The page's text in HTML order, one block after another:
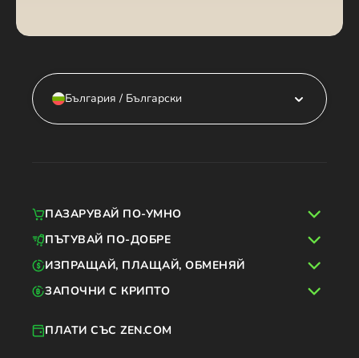
България / Български
ПЛАТИ СЪС ZEN.COM
ПАЗАРУВАЙ ПО-УМНО
ПЪТУВАЙ ПО-ДОБРЕ
ИЗПРАЩАЙ, ПЛАЩАЙ, ОБМЕНЯЙ
ЗАПОЧНИ С КРИПТО